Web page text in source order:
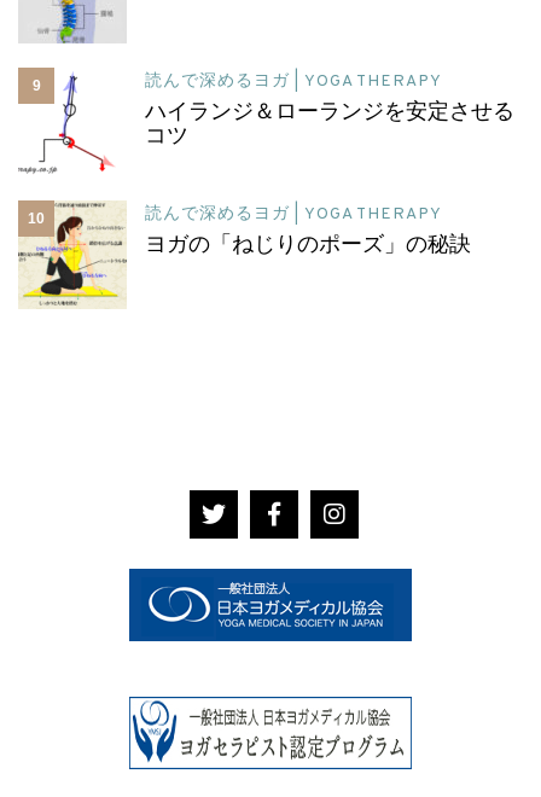
9 読んで深めるヨガ | YOGA THERAPY
ハイランジ＆ローランジを安定させる
コツ
10 読んで深めるヨガ | YOGA THERAPY
ヨガの「ねじりのポーズ」の秘訣